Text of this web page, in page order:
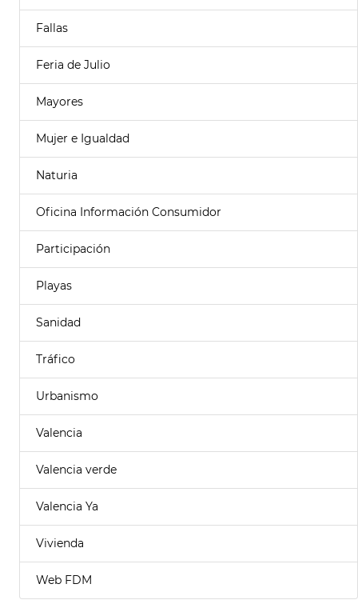
Fallas
Feria de Julio
Mayores
Mujer e Igualdad
Naturia
Oficina Información Consumidor
Participación
Playas
Sanidad
Tráfico
Urbanismo
Valencia
Valencia verde
Valencia Ya
Vivienda
Web FDM